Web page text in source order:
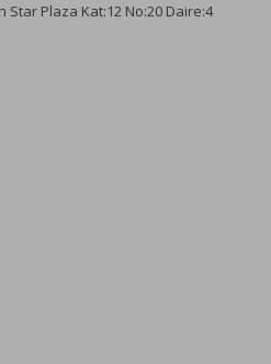
Star Plaza Kat:12 No:20 Daire:4